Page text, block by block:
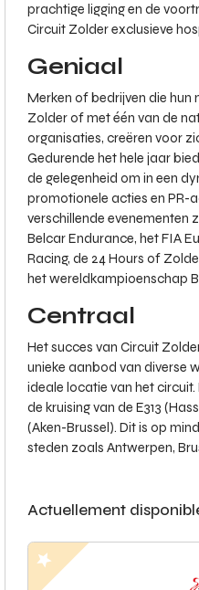
prachtige ligging en de
Circuit Zolder exclusieve
Geniaal
Merken of bedrijven die hun
Zolder of met één van de
organisaties, creëren voor
Gedurende het hele jaar
de gelegenheid om in een
promotionele acties en PR-
verschillende evenementen
Belcar Endurance, het FIA
Racing, de 24 Hours of
het wereldkampioenschap
Centraal
Het succes van Circuit
unieke aanbod van diverse
ideale locatie van het
de kruising van de E313
(Aken-Brussel). Dit is op
steden zoals Antwerpen,
Actuellement